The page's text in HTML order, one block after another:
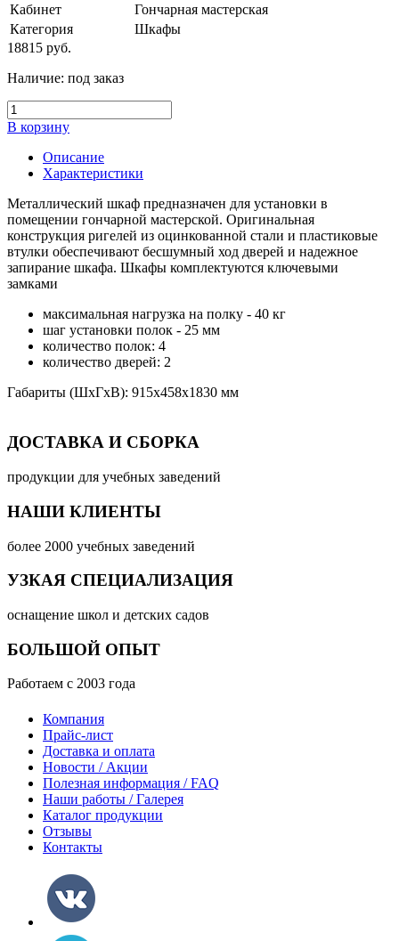
Кабинет
Гончарная мастерская
Категория
Шкафы
18815 руб.
Наличие: под заказ
В корзину
Описание
Характеристики
Металлический шкаф предназначен для установки в
помещении гончарной мастерской. Оригинальная
конструкция ригелей из оцинкованной стали и пластиковые
втулки обеспечивают бесшумный ход дверей и надежное
запирание шкафа. Шкафы комплектуются ключевыми
замками
максимальная нагрузка на полку - 40 кг
шаг установки полок - 25 мм
количество полок: 4
количество дверей: 2
Габариты (ШхГхВ): 915х458х1830 мм
ДОСТАВКА И СБОРКА
продукции для учебных заведений
НАШИ КЛИЕНТЫ
более 2000 учебных заведений
УЗКАЯ СПЕЦИАЛИЗАЦИЯ
оснащение школ и детских садов
БОЛЬШОЙ ОПЫТ
Работаем с 2003 года
Компания
Прайс-лист
Доставка и оплата
Новости / Акции
Полезная информация / FAQ
Наши работы / Галерея
Каталог продукции
Отзывы
Контакты